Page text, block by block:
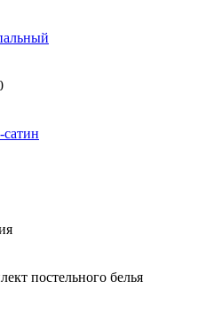
постельного белья